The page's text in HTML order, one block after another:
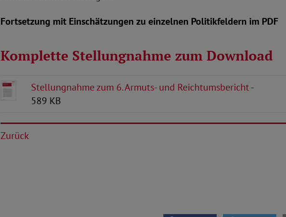
Fortsetzung mit Einschätzungen zu einzelnen Politikfeldern im PDF
Komplette Stellungnahme zum Download
Stellungnahme zum 6. Armuts- und Reichtumsbericht-
589 KB
Zurück